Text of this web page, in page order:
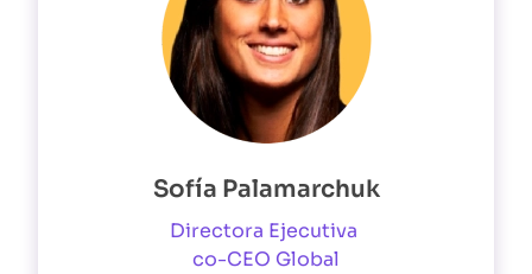
Sofía Palamarchuk
Directora Ejecutiva
co-CEO Global